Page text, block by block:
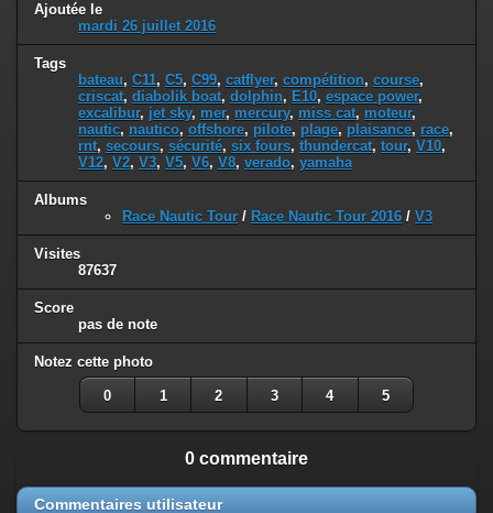
Ajoutée le
mardi 26 juillet 2016
Tags
bateau, C11, C5, C99, catflyer, compétition, course,
criscat, diabolik boat, dolphin, E10, espace power,
excalibur, jet sky, mer, mercury, miss cat, moteur,
nautic, nautico, offshore, pilote, plage, plaisance, race,
rnt, secours, sécurité, six fours, thundercat, tour, V10,
V12, V2, V3, V5, V6, V8, verado, yamaha
Albums
Race Nautic Tour / Race Nautic Tour 2016 / V3
Visites
87637
Score
pas de note
Notez cette photo
0 1 2 3 4 5
0 commentaire
Commentaires utilisateur